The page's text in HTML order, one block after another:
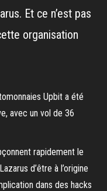
Et ce n’est pas
organisation
Upbit a été
avec un vol de 36
rapidement le
d’être à l’origine
dans des hacks